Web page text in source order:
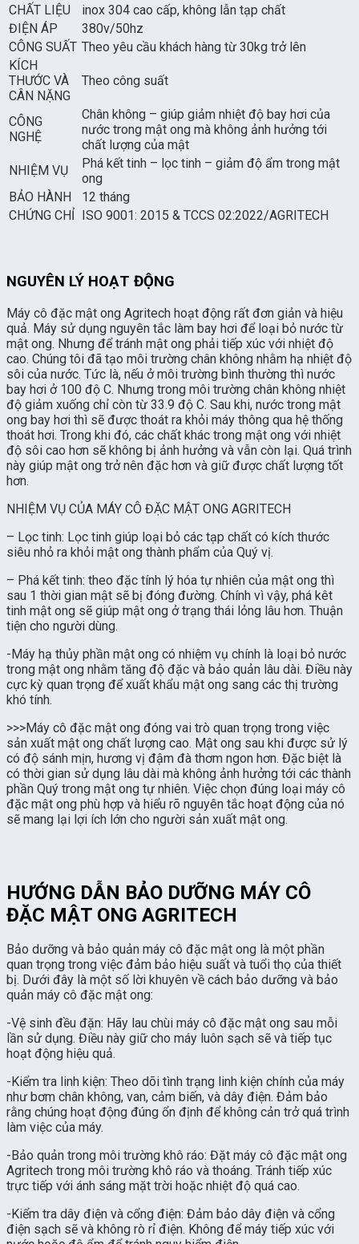
CHẤT LIỆU
inox 304 cao cấp, không lẫn tạp chất
ĐIỆN ÁP
380v/50hz
CÔNG SUẤT Theo yêu cầu khách hàng từ 30kg trở lên
KÍCH
THƯỚC VÀ
CÂN NẶNG
Theo công suất
CÔNG
NGHỆ
Chân không – giúp giảm nhiệt độ bay hơi của
nước trong mật ong mà không ảnh hưởng tới
chất lượng của mật
NHIỆM VỤ
Phá kết tinh – lọc tinh – giảm độ ẩm trong mật
ong
BẢO HÀNH
12 tháng
CHỨNG CHỈ ISO 9001: 2015 & TCCS 02:2022/AGRITECH
NGUYÊN LÝ HOẠT ĐỘNG
Máy cô đặc mật ong Agritech hoạt động rất đơn giản và hiệu
quả. Máy sử dụng nguyên tắc làm bay hơi để loại bỏ nước từ
mật ong. Nhưng để tránh mật ong phải tiếp xúc với nhiệt độ
cao. Chúng tôi đã tạo môi trường chân không nhằm hạ nhiệt độ
sôi của nước. Tức là, nếu ở môi trường bình thường thì nước
bay hơi ở 100 độ C. Nhưng trong môi trường chân không nhiệt
độ giảm xuống chỉ còn từ 33.9 độ C. Sau khi, nước trong mật
ong bay hơi thì sẽ được thoát ra khỏi máy thông qua hệ thống
thoát hơi. Trong khi đó, các chất khác trong mật ong với nhiệt
độ sôi cao hơn sẽ không bị ảnh hưởng và vẫn còn lại. Quá trình
này giúp mật ong trở nên đặc hơn và giữ được chất lượng tốt
hơn.
NHIỆM VỤ CỦA MÁY CÔ ĐẶC MẬT ONG AGRITECH
– Lọc tinh: Lọc tinh giúp loại bỏ các tạp chất có kích thước
siêu nhỏ ra khỏi mật ong thành phẩm của Quý vị.
– Phá kết tinh: theo đặc tính lý hóa tự nhiên của mật ong thì
sau 1 thời gian mật sẽ bị đóng đường. Chính vì vậy, phá kêt
tinh mật ong sẽ giúp mật ong ở trạng thái lỏng lâu hơn. Thuận
tiện cho người dùng.
-Máy hạ thủy phần mật ong có nhiệm vụ chính là loại bỏ nước
trong mật ong nhằm tăng độ đặc và bảo quản lâu dài. Điều này
cực kỳ quan trọng để xuất khẩu mật ong sang các thị trường
khó tính.
>>>Máy cô đặc mật ong đóng vai trò quan trọng trong việc
sản xuất mật ong chất lượng cao. Mật ong sau khi được sử lý
có độ sánh mịn, hương vị đậm đà thơm ngon hơn. Đặc biệt là
có thời gian sử dụng lâu dài mà không ảnh hưởng tới các thành
phần Quý trong mật ong tự nhiên. Việc chọn đúng loại máy cô
đặc mật ong phù hợp và hiểu rõ nguyên tắc hoạt động của nó
sẽ mang lại lợi ích lớn cho người sản xuất mật ong.
HƯỚNG DẪN BẢO DƯỠNG MÁY CÔ
ĐẶC MẬT ONG AGRITECH
Bảo dưỡng và bảo quản máy cô đặc mật ong là một phần
quan trọng trong việc đảm bảo hiệu suất và tuổi thọ của thiết
bị. Dưới đây là một số lời khuyên về cách bảo dưỡng và bảo
quản máy cô đặc mật ong:
-Vệ sinh đều đặn: Hãy lau chùi máy cô đặc mật ong sau mỗi
lần sử dụng. Điều này giữ cho máy luôn sạch sẽ và tiếp tục
hoạt động hiệu quả.
-Kiểm tra linh kiện: Theo dõi tình trạng linh kiện chính của máy
như bơm chân không, van, cảm biến, và dây điện. Đảm bảo
rằng chúng hoạt động đúng ổn định để không cản trở quá trình
làm việc của máy.
-Bảo quản trong môi trường khô ráo: Đặt máy cô đặc mật ong
Agritech trong môi trường khô ráo và thoáng. Tránh tiếp xúc
trực tiếp với ánh sáng mặt trời hoặc nhiệt độ quá cao.
-Kiểm tra dây điện và cổng điện: Đảm bảo dây điện và cổng
điện sạch sẽ và không rò rỉ điện. Không để máy tiếp xúc với